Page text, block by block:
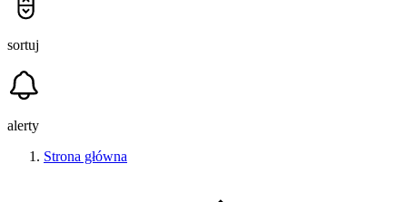
sortuj
alerty
Strona główna